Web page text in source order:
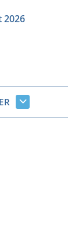
2026
Ordböcker